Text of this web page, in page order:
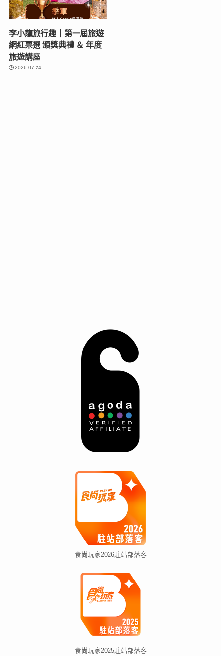
李小龍旅行趣｜第一屆旅遊
網紅票選 頒獎典禮 ＆ 年度
旅遊講座
2026-07-24
食尚玩家2026駐站部落客
食尚玩家2025駐站部落客